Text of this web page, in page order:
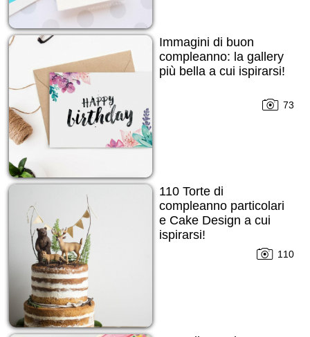
Immagini di buon
compleanno: la gallery
più bella a cui ispirarsi!
73
110 Torte di
compleanno particolari
e Cake Design a cui
ispirarsi!
110